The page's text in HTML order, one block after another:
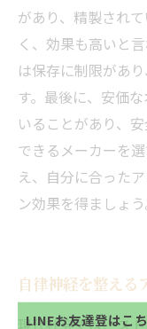
があり、精製され
く、効果も高いと
は保存に制限があ
す。最後に、安価
いることがあり、
できるメーカーを
え、自分に合った
ン効果を得ましょう
自律神経を整える
現代社会では、ス
当サロンの公式
初回 500円OFF
方、不必要な方
い。
LINEお友達登はこ